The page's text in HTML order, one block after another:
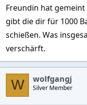
Freundin hat gemeint
gibt die dir für 1000
schießen. Was
verschärft.
W wolfgangj
Silver Member